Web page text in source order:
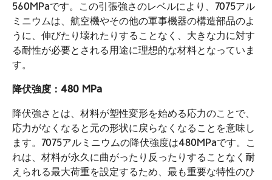
560MPaです。この引張強さのレベルにより、7075アル
ミニウムは、航空機やその他の軍事機器の構造部品のよ
うに、伸びたり壊れたりすることなく、大きな力に対す
る耐性が必要とされる用途に理想的な材料となっていま
す。
降伏強度：480 MPa
降伏強さとは、材料が塑性変形を始める応力のことで、
応力がなくなると元の形状に戻らなくなることを意味し
ます。7075アルミニウムの降伏強度は480MPaです。こ
れは、材料が永久に曲がったり反ったりすることなく耐
えられる最大荷重を設定するため、最も重要な特性のひ